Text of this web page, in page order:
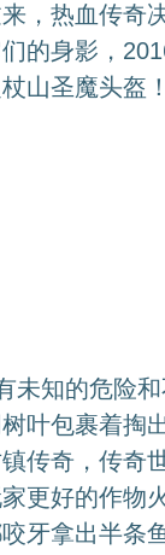
，热血传奇
的身影，
山圣魔头盔
未知的危险
叶包裹着掏
传奇，传奇
更好的作物
牙拿出半条